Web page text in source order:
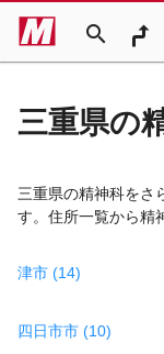
search
三重県の
三重県の精神科をさ
す。住所一覧から精
津市 (14)
四日市市 (10)